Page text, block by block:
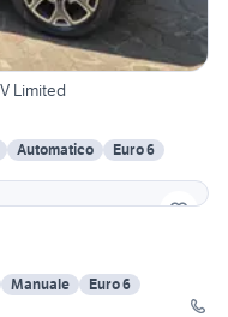
Jeep Renegade 1.4 MultiAir DDCT 140 CV Limited
Automatico
Euro 6
Manuale
Euro 6